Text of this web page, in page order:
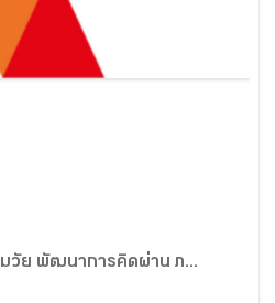
มวัย พัฒนาการคิดผ่าน ภ...